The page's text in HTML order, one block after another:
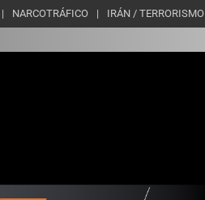
NARCOTRÁFICO IRÁN / TERRORISMO